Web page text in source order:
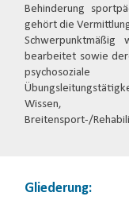
Behinderung
gehört die
bearbeitet sowie
Wissen,
Breitensport-/
Gliederung: